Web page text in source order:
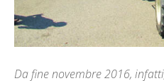
Da fine novembre 2016,